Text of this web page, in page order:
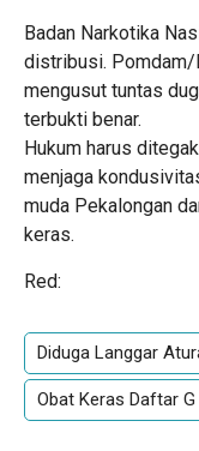
​Badan Narkotika
distribusi. ​Pomdam/
mengusut tuntas
terbukti benar.
​Hukum harus
menjaga
muda Pekalongan
keras.
Red:
Diduga Langgar
Obat Keras Daftar G